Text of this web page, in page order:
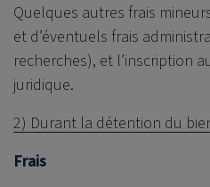
Quelques autres frais
et d’éventuels frais
recherches), et l’inscription
juridique.
2) Durant la détention du
Frais